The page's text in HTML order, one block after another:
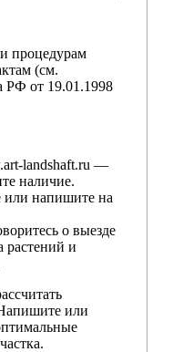
процедурам
(см.
РФ от 19.01.1998
landshaft.ru —
наличие.
или напишите на
о выезде
растений и
или